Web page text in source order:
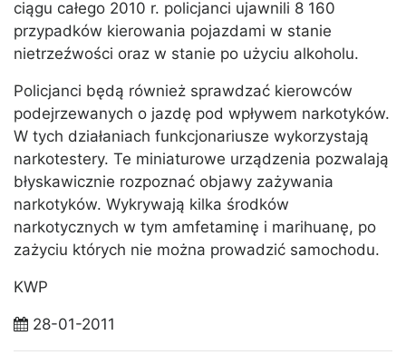
ciągu całego 2010 r. policjanci ujawnili 8 160
przypadków kierowania pojazdami w stanie
nietrzeźwości oraz w stanie po użyciu alkoholu.
Policjanci będą również sprawdzać kierowców
podejrzewanych o jazdę pod wpływem narkotyków.
W tych działaniach funkcjonariusze wykorzystają
narkotestery. Te miniaturowe urządzenia pozwalają
błyskawicznie rozpoznać objawy zażywania
narkotyków. Wykrywają kilka środków
narkotycznych w tym amfetaminę i marihuanę, po
zażyciu których nie można prowadzić samochodu.
KWP
28-01-2011